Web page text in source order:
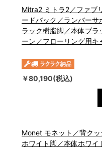
Mitra2 ミトラ2／ファブ
ードバック／ランバー
ラック樹脂脚／本体ブラ
ーン／フローリング用キ
￥80,190(税込)
Monet モネット／背ク
ホワイト脚／本体ホワイ